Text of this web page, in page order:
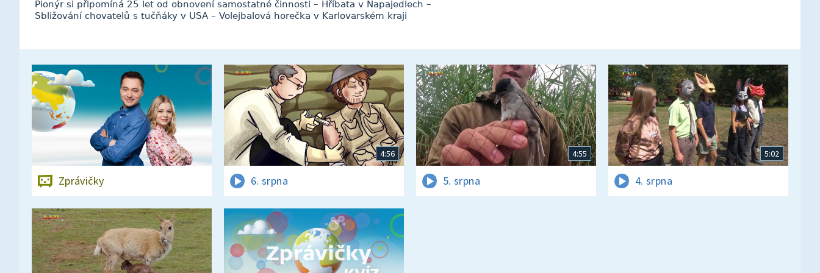
Pionýr si připomíná 25 let od obnovení samostatné činnosti – Hříbata v Napajedlech –
Sbližování chovatelů s tučňáky v USA – Volejbalová horečka v Karlovarském kraji
Zprávičky
4:56
6. srpna
4:55
5. srpna
5:02
4. srpna